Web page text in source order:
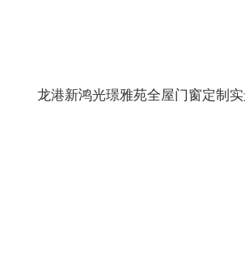
龙港新鸿光璟雅苑全屋门窗定制实